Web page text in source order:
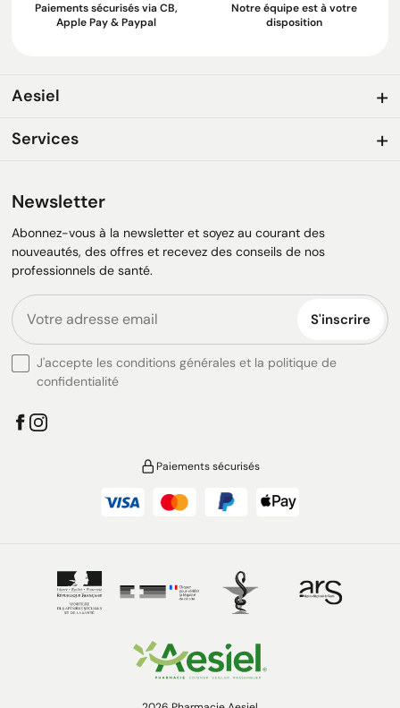
Paiements sécurisés via CB,
Apple Pay & Paypal
Notre équipe est à votre
disposition
Aesiel
Services
Newsletter
Abonnez-vous à la newsletter et soyez au courant des
nouveautés, des offres et recevez des conseils de nos
professionnels de santé.
S'inscrire
J'accepte les conditions générales et la politique de
confidentialité
Paiements sécurisés